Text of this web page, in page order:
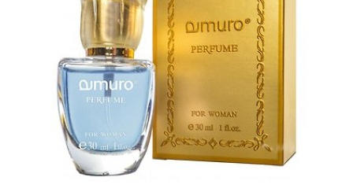
Acqua di Parma
Acqua di Sardegna
Aedes de Venustas